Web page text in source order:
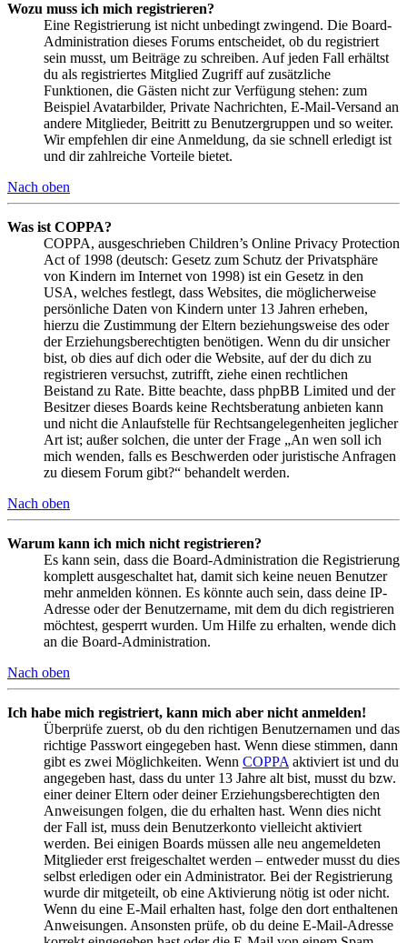
Wozu muss ich mich registrieren?
Eine Registrierung ist nicht unbedingt zwingend. Die Board-
Administration dieses Forums entscheidet, ob du registriert
sein musst, um Beiträge zu schreiben. Auf jeden Fall erhältst
du als registriertes Mitglied Zugriff auf zusätzliche
Funktionen, die Gästen nicht zur Verfügung stehen: zum
Beispiel Avatarbilder, Private Nachrichten, E-Mail-Versand an
andere Mitglieder, Beitritt zu Benutzergruppen und so weiter.
Wir empfehlen dir eine Anmeldung, da sie schnell erledigt ist
und dir zahlreiche Vorteile bietet.
Nach oben
Was ist COPPA?
COPPA, ausgeschrieben Children’s Online Privacy Protection
Act of 1998 (deutsch: Gesetz zum Schutz der Privatsphäre
von Kindern im Internet von 1998) ist ein Gesetz in den
USA, welches festlegt, dass Websites, die möglicherweise
persönliche Daten von Kindern unter 13 Jahren erheben,
hierzu die Zustimmung der Eltern beziehungsweise des oder
der Erziehungsberechtigten benötigen. Wenn du dir unsicher
bist, ob dies auf dich oder die Website, auf der du dich zu
registrieren versuchst, zutrifft, ziehe einen rechtlichen
Beistand zu Rate. Bitte beachte, dass phpBB Limited und der
Besitzer dieses Boards keine Rechtsberatung anbieten kann
und nicht die Anlaufstelle für Rechtsangelegenheiten jeglicher
Art ist; außer solchen, die unter der Frage „An wen soll ich
mich wenden, falls es Beschwerden oder juristische Anfragen
zu diesem Forum gibt?“ behandelt werden.
Nach oben
Warum kann ich mich nicht registrieren?
Es kann sein, dass die Board-Administration die Registrierung
komplett ausgeschaltet hat, damit sich keine neuen Benutzer
mehr anmelden können. Es könnte auch sein, dass deine IP-
Adresse oder der Benutzername, mit dem du dich registrieren
möchtest, gesperrt wurden. Um Hilfe zu erhalten, wende dich
an die Board-Administration.
Nach oben
Ich habe mich registriert, kann mich aber nicht anmelden!
Überprüfe zuerst, ob du den richtigen Benutzernamen und das
richtige Passwort eingegeben hast. Wenn diese stimmen, dann
gibt es zwei Möglichkeiten. Wenn COPPA aktiviert ist und du
angegeben hast, dass du unter 13 Jahre alt bist, musst du bzw.
einer deiner Eltern oder deiner Erziehungsberechtigten den
Anweisungen folgen, die du erhalten hast. Wenn dies nicht
der Fall ist, muss dein Benutzerkonto vielleicht aktiviert
werden. Bei einigen Boards müssen alle neu angemeldeten
Mitglieder erst freigeschaltet werden – entweder musst du dies
selbst erledigen oder ein Administrator. Bei der Registrierung
wurde dir mitgeteilt, ob eine Aktivierung nötig ist oder nicht.
Wenn du eine E-Mail erhalten hast, folge den dort enthaltenen
Anweisungen. Ansonsten prüfe, ob du deine E-Mail-Adresse